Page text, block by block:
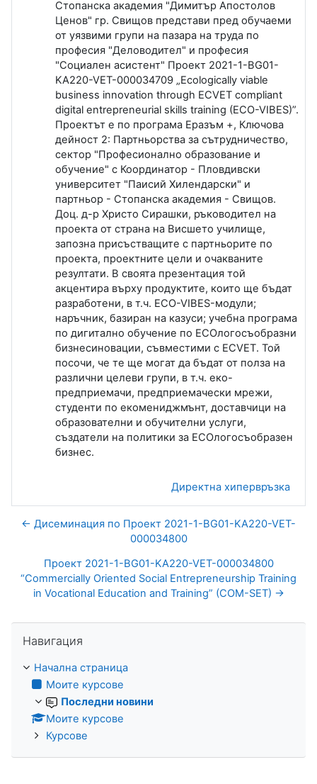
Стопанска академия "Димитър Апостолов
Ценов" гр. Свищов представи пред обучаеми
от уязвими групи на пазара на труда по
професия "Деловодител" и професия
"Социален асистент" Проект 2021-1-BG01-
KA220-VET-000034709 „Ecologically viable
business innovation through ECVET compliant
digital entrepreneurial skills training (ECO-VIBES)”.
Проектът е по програма Еразъм +, Ключова
дейност 2: Партньорства за сътрудничество,
сектор "Професионално образование и
обучение" с Координатор - Пловдивски
университет "Паисий Хилендарски" и
партньор - Стопанска академия - Свищов.
Доц. д-р Христо Сирашки, ръководител на
проекта от страна на Висшето училище,
запозна присъстващите с партньорите по
проекта, проектните цели и очакваните
резултати. В своята презентация той
акцентира върху продуктите, които ще бъдат
разработени, в т.ч. ECO-VIBES-модули;
наръчник, базиран на казуси; учебна програма
по дигитално обучение по ЕCОлогосъобразни
бизнесиновации, съвместими с ECVET. Той
посочи, че те ще могат да бъдат от полза на
различни целеви групи, в т.ч. еко-
предприемачи, предприемачески мрежи,
студенти по екомениджмънт, доставчици на
образователни и обучителни услуги,
създатели на политики за ЕCOлогосъобразен
бизнес.
Директна хипервръзка
← Дисеминация по Проект 2021-1-BG01-KA220-VET-
000034800
Проект 2021-1-BG01-KA220-VET-000034800
“Commercially Oriented Social Entrepreneurship Training
in Vocational Education and Training” (COM-SET) →
Навигация
Начална страница
Моите курсове
Последни новини
Моите курсове
Курсове